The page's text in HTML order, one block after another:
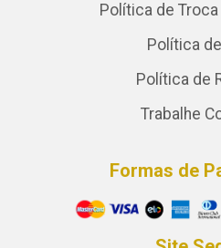
Política de
Política
Política de
Trabalhe
Formas de